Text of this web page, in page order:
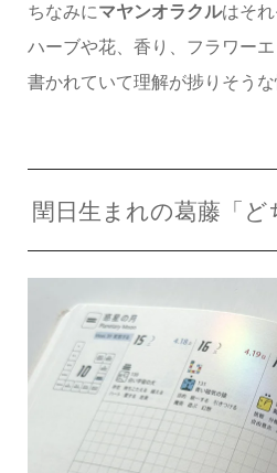
ちなみにマヤンオラクルはそ
ハーブや花、香り、フラワー
書かれていて理解が捗りそうな
閏日生まれの葛藤「ど